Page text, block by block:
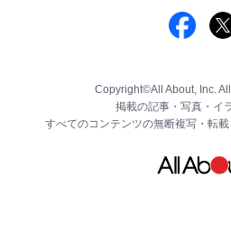
Copyright©All About, Inc.
掲載の記事・写真・イ
すべてのコンテンツの無断複写・転載